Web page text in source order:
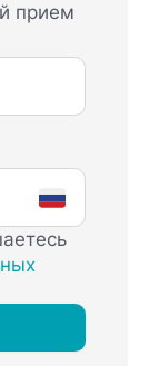
прием